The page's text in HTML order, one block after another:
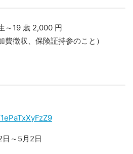
～19 歳 2,000 円
費徴収、保険証持参のこと）
日～5月2日